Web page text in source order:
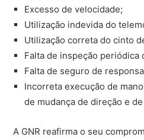
Excesso de velocidade;
Utilização indevida do
Utilização correta do cinto
Falta de inspeção periódica
Falta de seguro de
Incorreta execução de
de mudança de direção e
A GNR reafirma o seu